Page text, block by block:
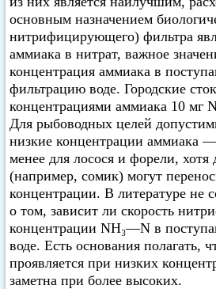
основным назначением
нитрифицирующего) фильтра
аммиака в нитрат, важное
концентрация аммиака в
фильтрацию воде. Городские
концентрациями аммиака 10
Для рыбоводных целей
низкие концентрации аммиака
менее для лосося и форели, хотя
(например, сомик) могут
концентрации. В литературе не
о том, зависит ли скорость
концентрации NH₃—N в
воде. Есть основания полагать,
проявляется при низких
заметна при более высоких.